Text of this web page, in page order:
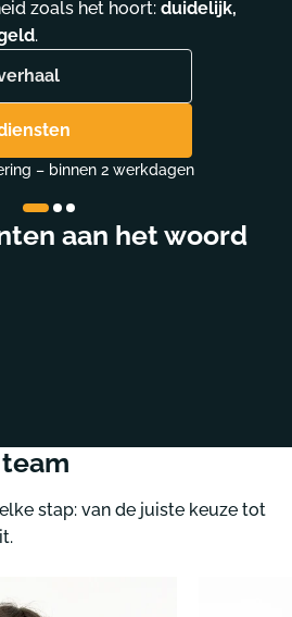
zoals het hoort: duidelijk,
.
conforme producten
aan het woord
stap: van de juiste keuze tot